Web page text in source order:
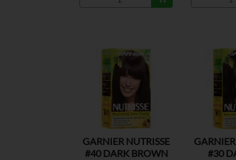
GARNIER NUTRISSE
#40 DARK BROWN
#30